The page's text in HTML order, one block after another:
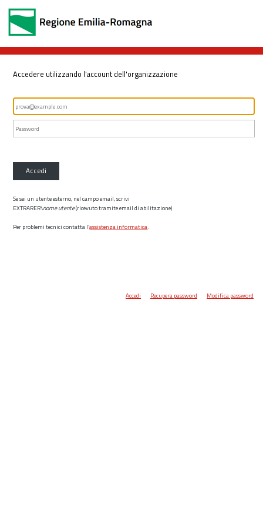
Accedere utilizzando l'account dell'organizzazione
Accedi
Se sei un utente esterno, nel campo email, scrivi
EXTRARER\nome utente(ricevuto tramite email di abilitazione)
Per problemi tecnici contatta l’assistenza informatica.
Accedi Recupera password Modifica password